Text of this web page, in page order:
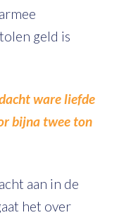
geld is
ware liefde
bijna twee ton
aan in de
het over